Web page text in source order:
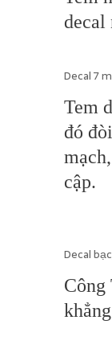
decal
Decal 7
Tem
đó
cập.
Decal
Công